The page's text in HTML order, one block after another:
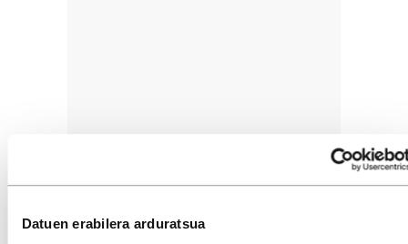
Datuen erabilera arduratsua